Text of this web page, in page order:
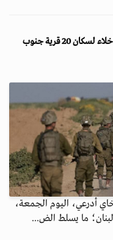
«تفاقم المأساة الإنسانية».. إسرائيل تصدر أوامر إخلاء لسكان 20 قرية جنوب
أدرعي، اليوم الجمعة،